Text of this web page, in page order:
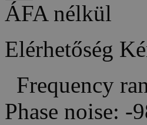
ÁFA nélkül
Elérhetőség
Frequency
Phase noise: